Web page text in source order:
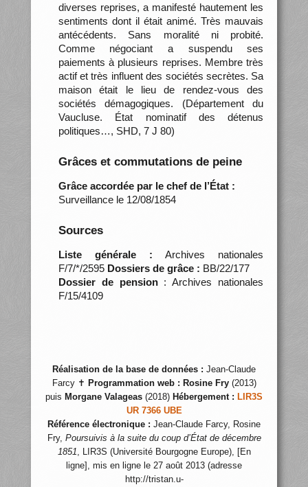
diverses reprises, a manifesté hautement les
sentiments dont il était animé. Très mauvais
antécédents. Sans moralité ni probité.
Comme négociant a suspendu ses
paiements à plusieurs reprises. Membre très
actif et très influent des sociétés secrètes. Sa
maison était le lieu de rendez-vous des
sociétés démagogiques. (Département du
Vaucluse. État nominatif des détenus
politiques…, SHD, 7 J 80)
Grâces et commutations de peine
Grâce accordée par le chef de l’État :
Surveillance le 12/08/1854
Sources
Liste générale : Archives nationales
F/7/*/2595 Dossiers de grâce : BB/22/177
Dossier de pension: Archives nationales
F/15/4109
Réalisation de la base de données : Jean-Claude
Farcy ✝ Programmation web : Rosine Fry(2013)
puis Morgane Valageas (2018) Hébergement : LIR3S
UR 7366 UBE
Référence électronique : Jean-Claude Farcy, Rosine
Fry, Poursuivis à la suite du coup d’État de décembre
1851, LIR3S (Université Bourgogne Europe), [En
ligne], mis en ligne le 27 août 2013 (adresse
http://tristan.u-